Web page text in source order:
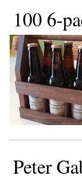
100 6-
Peter